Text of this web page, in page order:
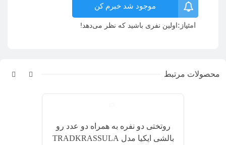
موجود شد خبرم کن
امتیاز:اولین نفری باشید که نظر می‌دهد!
محصولات مرتبط
روتختی دو نفره به همراه دو عدد رو
بالشی ایکیا مدل TRADKRASSULA